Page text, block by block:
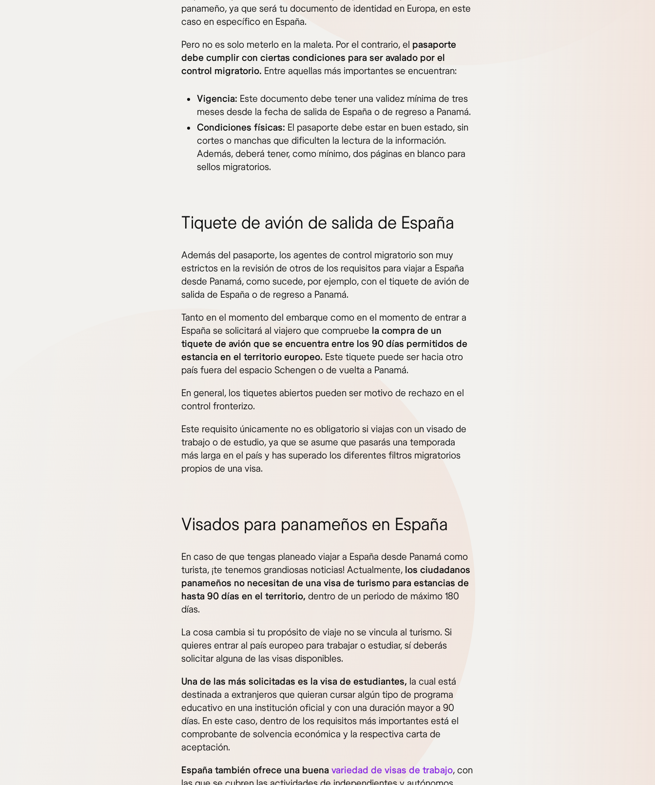
panameño, ya que será tu documento de identidad en Europa, en este
caso en específico en España.
Pero no es solo meterlo en la maleta. Por el contrario, el pasaporte
debe cumplir con ciertas condiciones para ser avalado por el
control migratorio. Entre aquellas más importantes se encuentran:
Vigencia: Este documento debe tener una validez mínima de tres
meses desde la fecha de salida de España o de regreso a Panamá.
Condiciones físicas: El pasaporte debe estar en buen estado, sin
cortes o manchas que dificulten la lectura de la información.
Además, deberá tener, como mínimo, dos páginas en blanco para
sellos migratorios.
Tiquete de avión de salida de España
Además del pasaporte, los agentes de control migratorio son muy
estrictos en la revisión de otros de los requisitos para viajar a España
desde Panamá, como sucede, por ejemplo, con el tiquete de avión de
salida de España o de regreso a Panamá.
Tanto en el momento del embarque como en el momento de entrar a
España se solicitará al viajero que compruebe la compra de un
tiquete de avión que se encuentra entre los 90 días permitidos de
estancia en el territorio europeo. Este tiquete puede ser hacia otro
país fuera del espacio Schengen o de vuelta a Panamá.
En general, los tiquetes abiertos pueden ser motivo de rechazo en el
control fronterizo.
Este requisito únicamente no es obligatorio si viajas con un visado de
trabajo o de estudio, ya que se asume que pasarás una temporada
más larga en el país y has superado los diferentes filtros migratorios
propios de una visa.
Visados para panameños en España
En caso de que tengas planeado viajar a España desde Panamá como
turista, ¡te tenemos grandiosas noticias! Actualmente, los ciudadanos
panameños no necesitan de una visa de turismo para estancias de
hasta 90 días en el territorio, dentro de un periodo de máximo 180
días.
La cosa cambia si tu propósito de viaje no se vincula al turismo. Si
quieres entrar al país europeo para trabajar o estudiar, sí deberás
solicitar alguna de las visas disponibles.
Una de las más solicitadas es la visa de estudiantes, la cual está
destinada a extranjeros que quieran cursar algún tipo de programa
educativo en una institución oficial y con una duración mayor a 90
días. En este caso, dentro de los requisitos más importantes está el
comprobante de solvencia económica y la respectiva carta de
aceptación.
España también ofrece una buena variedad de visas de trabajo, con